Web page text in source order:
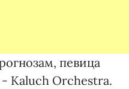
певица
- Kaluch Orchestra.